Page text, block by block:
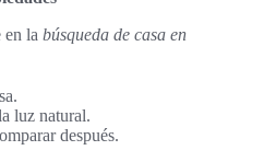
en la búsqueda de casa en
luz natural.
después.